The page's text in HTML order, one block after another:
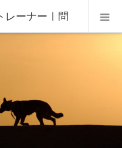
レーナー｜問